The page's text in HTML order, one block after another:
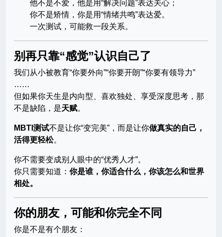
他不是不爱，他是用“解决问题”表达关心；
你不是矫情，你是用“情绪共鸣”表达爱。
一次测试，可能救一段关系。
别再只靠“感觉”认识自己了
我们从小被教育“你要外向”“你要开朗”“你要有领导力”
……
但如果你天生是内向型、喜欢独处、享受深度思考，那
不是缺陷，是天赋。
MBTI测试不是让你“变完美”，而是让你做真实的自己，
活得更轻松。
你不需要变成别人眼中的“优秀人才”。
你只需要知道： 你是谁，你适合什么，你该怎么和世界
相处。
你的朋友，可能和你完全不同
你是不是有个朋友：